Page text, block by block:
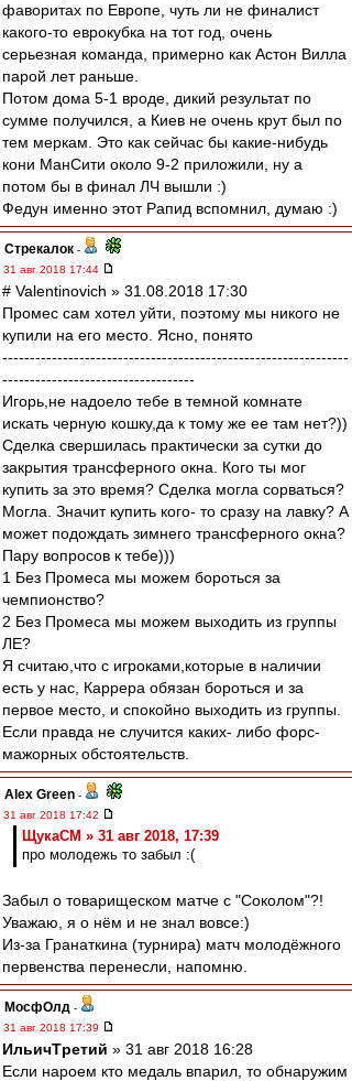
фаворитах по Европе, чуть ли не финалист
какого-то еврокубка на тот год, очень
серьезная команда, примерно как Астон Вилла
парой лет раньше.
Потом дома 5-1 вроде, дикий результат по
сумме получился, а Киев не очень крут был по
тем меркам. Это как сейчас бы какие-нибудь
кони МанСити около 9-2 приложили, ну а
потом бы в финал ЛЧ вышли :)
Федун именно этот Рапид вспомнил, думаю :)
Стрекалок -
31 авг 2018 17:44
# Valentinovich » 31.08.2018 17:30
Промес сам хотел уйти, поэтому мы никого не
купили на его место. Ясно, понято
---------------------------------------------------------------
-----------------------------------
Игорь,не надоело тебе в темной комнате
искать черную кошку,да к тому же ее там нет?))
Сделка свершилась практически за сутки до
закрытия трансферного окна. Кого ты мог
купить за это время? Сделка могла сорваться?
Могла. Значит купить кого- то сразу на лавку? А
может подождать зимнего трансферного окна?
Пару вопросов к тебе)))
1 Без Промеса мы можем бороться за
чемпионство?
2 Без Промеса мы можем выходить из группы
ЛЕ?
Я считаю,что с игроками,которые в наличии
есть у нас, Каррера обязан бороться и за
первое место, и спокойно выходить из группы.
Если правда не случится каких- либо форс-
мажорных обстоятельств.
Alex Green -
31 авг 2018 17:42
ЩукаСМ » 31 авг 2018, 17:39
про молодежь то забыл :(
Забыл о товарищеском матче с "Соколом"?!
Уважаю, я о нём и не знал вовсе:)
Из-за Гранаткина (турнира) матч молодёжного
первенства перенесли, напомню.
МосфОлд -
31 авг 2018 17:39
ИльичТpeтий » 31 авг 2018 16:28
Если нароем кто медаль впарил, то обнаружим